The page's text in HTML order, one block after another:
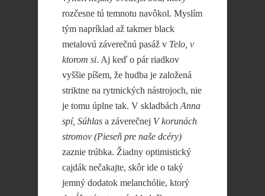
rozčesne tú temnotu navôkol. Myslím
tým napríklad až takmer black
metalovú záverečnú pasáž v Telo, v
ktorom si. Aj keď o pár riadkov
vyššie píšem, že hudba je založená
striktne na rytmických nástrojoch, nie
je tomu úplne tak. V skladbách Anna
spí, Súhlas a záverečnej V korunách
stromov (Pieseň pre naše dcéry)
zaznie trúbka. Žiadny optimistický
cajdák nečakajte, skôr ide o taký
jemný dodatok melanchólie, ktorý